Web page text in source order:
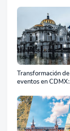
el transporte
marítimo?
Transformación de
eventos en CDMX:
profesional de
equipos define el
éxito de tu
celebración